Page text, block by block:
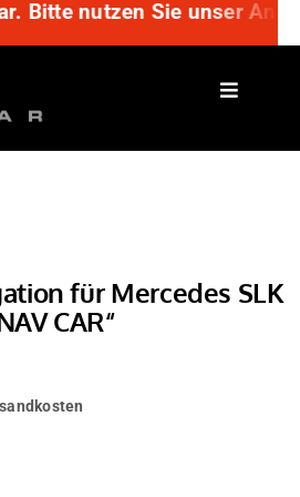
nutzen Sie unser
für Mercedes SLK
CAR“